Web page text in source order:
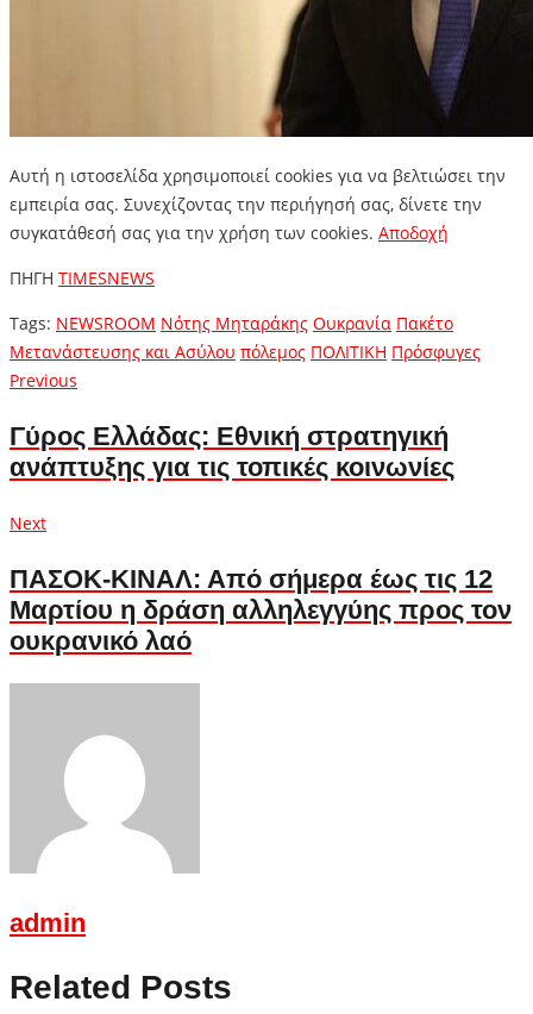
Αυτή η ιστοσελίδα χρησιμοποιεί cookies για να βελτιώσει την
εμπειρία σας. Συνεχίζοντας την περιήγησή σας, δίνετε την
συγκατάθεσή σας για την χρήση των cookies. Aποδοχή
ΠΗΓΗ TIMESNEWS
Tags: NEWSROOM Νότης Μηταράκης Ουκρανία Πακέτο
Μετανάστευσης και Ασύλου πόλεμος ΠΟΛΙΤΙΚΗ Πρόσφυγες
Πλοήγηση
άρθρων
Previous
Γύρος Ελλάδας: Εθνική στρατηγική
ανάπτυξης για τις τοπικές κοινωνίες
NextNext
ΠΑΣΟΚ-ΚΙΝΑΛ: Από σήμερα έως τις 12
Μαρτίου η δράση αλληλεγγύης προς τον
ουκρανικό λαό
admin
Related Posts